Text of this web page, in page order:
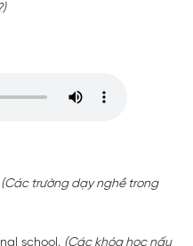
(Các trường dạy nghề trong
school. (Các khóa học nấu